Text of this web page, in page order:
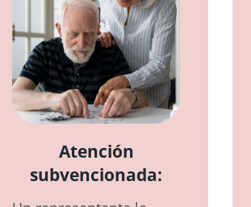
Atención
subvencionada: